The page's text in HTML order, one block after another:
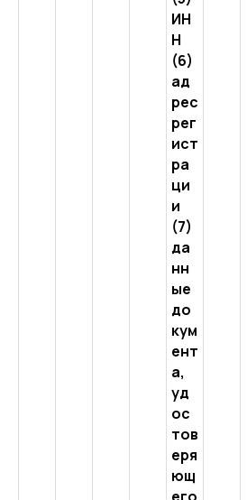
ИН
Н
(6)
ад
рес
рег
ист
ра
ци
и
(7)
да
нн
ые
до
кум
ент
а,
уд
ос
тов
еря
ющ